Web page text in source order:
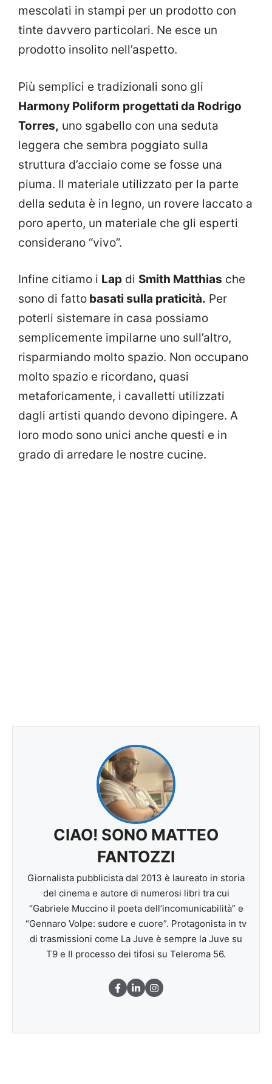
mescolati in stampi per un prodotto con
tinte davvero particolari. Ne esce un
prodotto insolito nell’aspetto.
Più semplici e tradizionali sono gli
Harmony Poliform progettati da Rodrigo
Torres, uno sgabello con una seduta
leggera che sembra poggiato sulla
struttura d’acciaio come se fosse una
piuma. Il materiale utilizzato per la parte
della seduta è in legno, un rovere laccato a
poro aperto, un materiale che gli esperti
considerano “vivo”.
Infine citiamo i Lap di Smith Matthias che
sono di fatto basati sulla praticità. Per
poterli sistemare in casa possiamo
semplicemente impilarne uno sull’altro,
risparmiando molto spazio. Non occupano
molto spazio e ricordano, quasi
metaforicamente, i cavalletti utilizzati
dagli artisti quando devono dipingere. A
loro modo sono unici anche questi e in
grado di arredare le nostre cucine.
CIAO! SONO MATTEO
FANTOZZI
Giornalista pubblicista dal 2013 è laureato in storia
del cinema e autore di numerosi libri tra cui
“Gabriele Muccino il poeta dell’incomunicabilità” e
“Gennaro Volpe: sudore e cuore”. Protagonista in tv
di trasmissioni come La Juve è sempre la Juve su
T9 e Il processo dei tifosi su Teleroma 56.